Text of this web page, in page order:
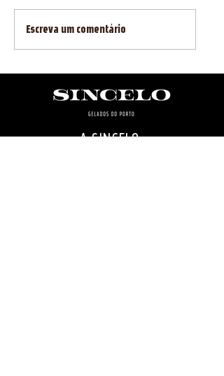
Escreva um comentário
A SINCELO